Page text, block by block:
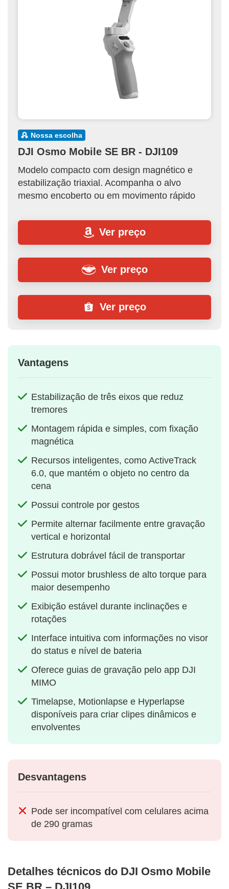
nossa escolha
DJI Osmo Mobile SE BR - DJI109
Modelo compacto com design magnético e
estabilização triaxial. Acompanha o alvo
mesmo encoberto ou em movimento rápido
Ver preço
Ver preço
Ver preço
Vantagens
Estabilização de três eixos que reduz
tremores
Montagem rápida e simples, com fixação
magnética
Recursos inteligentes, como ActiveTrack
6.0, que mantém o objeto no centro da
cena
Possui controle por gestos
Permite alternar facilmente entre gravação
vertical e horizontal
Estrutura dobrável fácil de transportar
Possui motor brushless de alto torque para
maior desempenho
Exibição estável durante inclinações e
rotações
Interface intuitiva com informações no visor
do status e nível de bateria
Oferece guias de gravação pelo app DJI
MIMO
Timelapse, Motionlapse e Hyperlapse
disponíveis para criar clipes dinâmicos e
envolventes
Desvantagens
Pode ser incompatível com celulares acima
de 290 gramas
Detalhes técnicos do DJI Osmo Mobile